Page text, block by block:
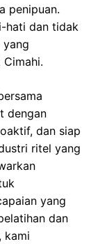
penipuan.
hati dan tidak
yang
dengan
dan siap
ritel yang
yang
dan
kami